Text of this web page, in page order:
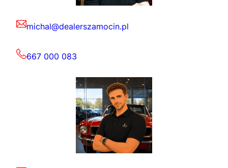
michal@dealerszamocin.pl
667 000 083